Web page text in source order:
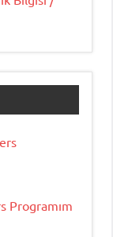
Programım